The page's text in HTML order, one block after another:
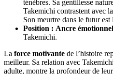
ténèbres. Sa gentillesse
Takemichi contrastent avec
Son meurtre dans le futur
Position : Ancre
Takemichi.
La force motivante de l’histoire
meilleur. Sa relation avec
adulte, montre la profondeur de